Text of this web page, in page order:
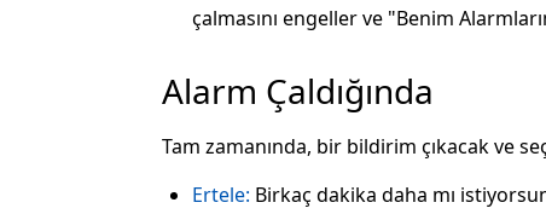
çalmasını engeller ve "Benim
Alarm Çaldığında
Tam zamanında, bir bildirim çıkacak ve
Ertele: Birkaç dakika daha mı